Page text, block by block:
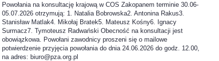
Powołania na konsultację krajową w COS Zakopanem terminie 30.06-
05.07.2026 otrzymują: 1. Natalia Bobrowska2. Antonina Rakus3.
Stanisław Matlak4. Mikołaj Bratek5. Mateusz Kośny6. Ignacy
Surmacz7. Tymoteusz Radwański Obecność na konsultacji jest
obowiązkowa. Powołani zawodnicy proszeni się o mailowe
potwierdzenie przyjęcia powołania do dnia 24.06.2026 do godz. 12.00,
na adres: biuro@pza.org.pl